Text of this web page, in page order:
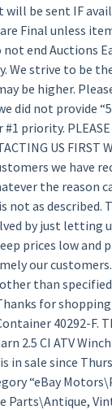
will be sent IF
Final unless
not end Auctions
We strive to be
be higher.
did not provide
priority. PLEASE
US FIRST
we have
the reason
as described.
by just letting
prices low and
our
than
for shopping
40292-F.
2.5 CI ATV
in sale since
“eBay
Parts\Antique,